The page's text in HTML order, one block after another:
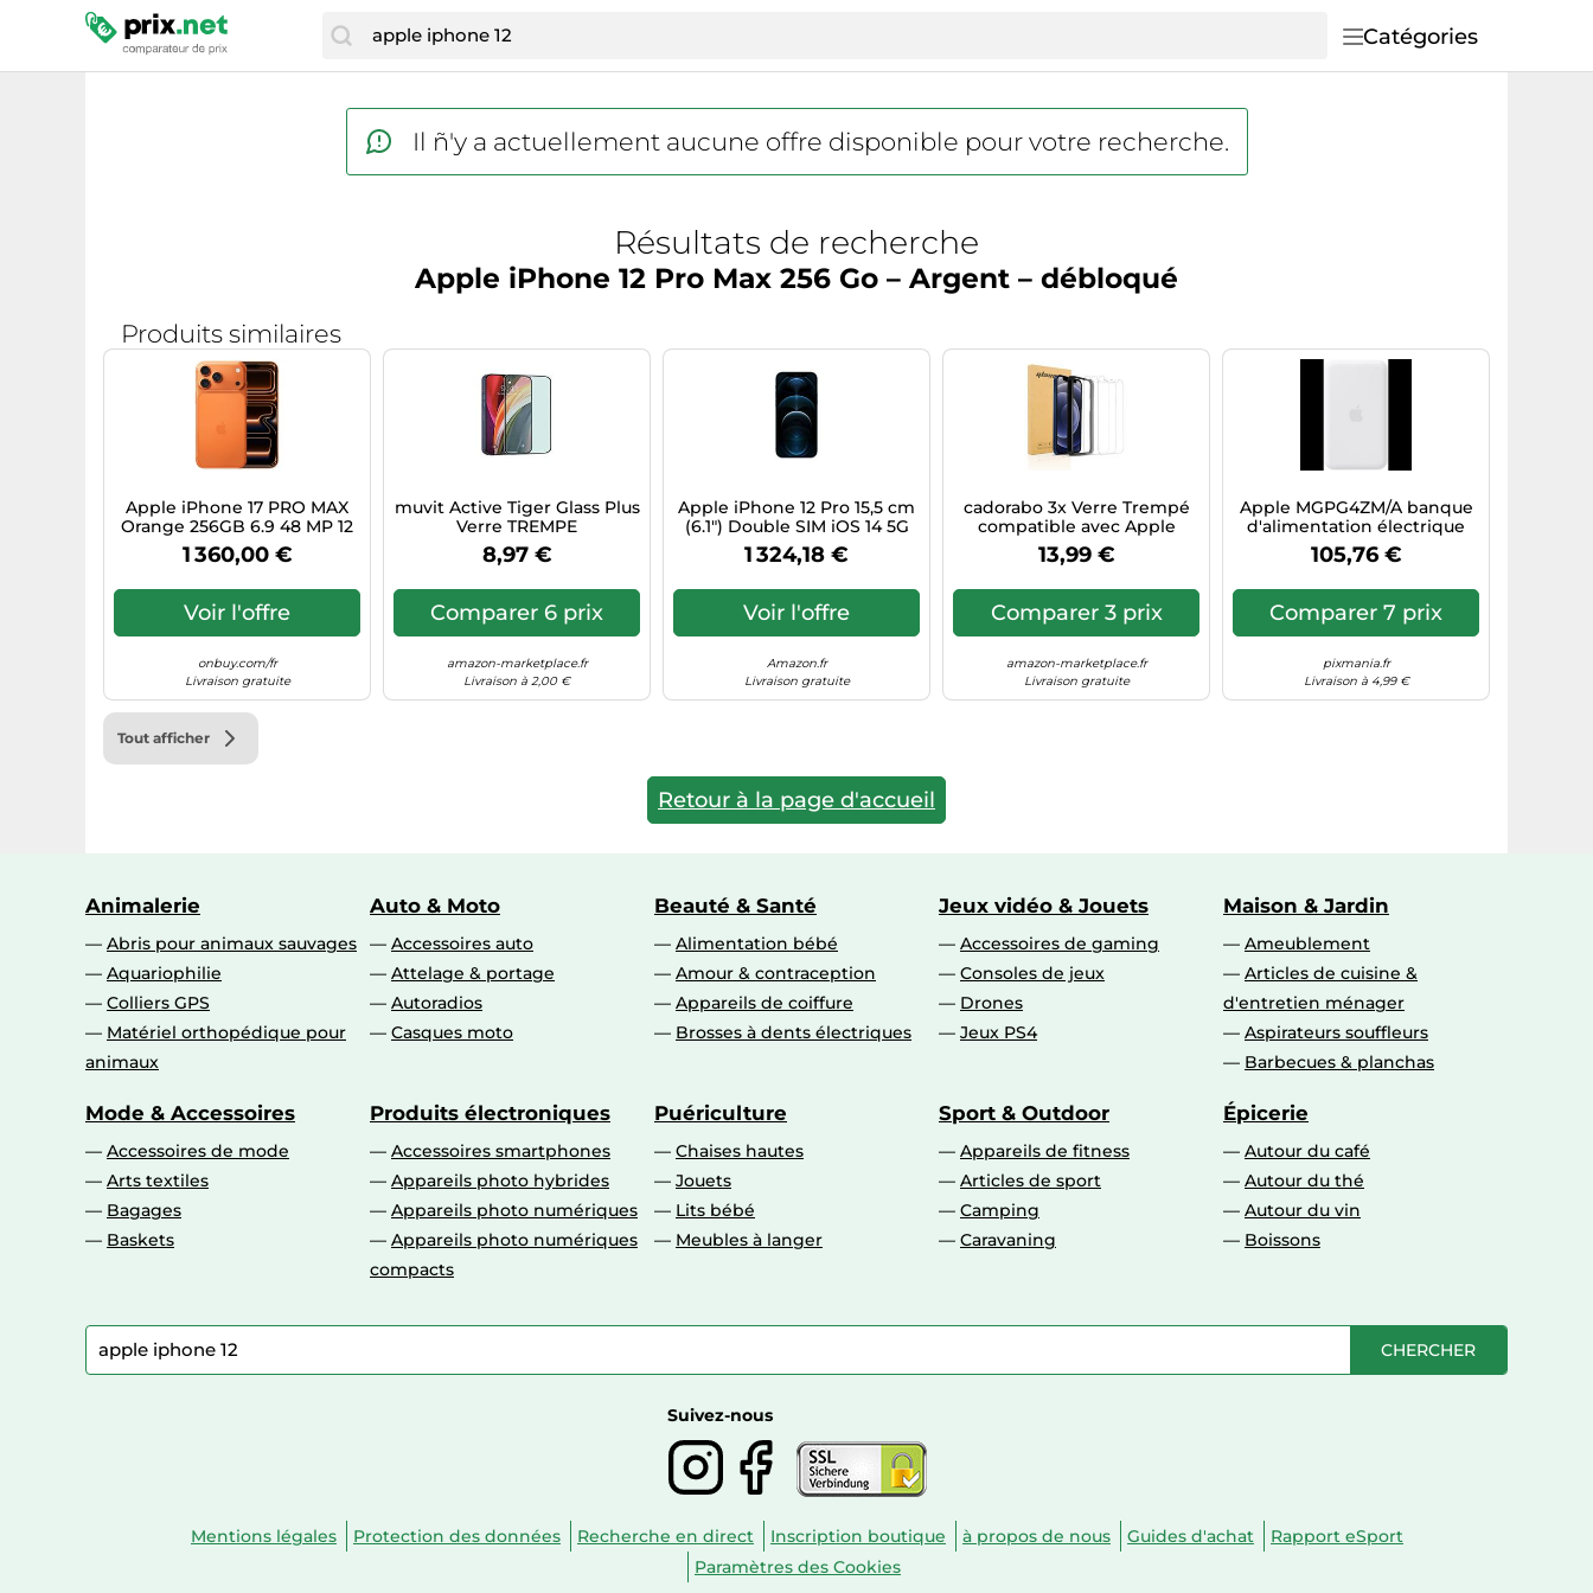
Catégories
Il ñ'y a actuellement aucune offre disponible pour votre recherche.
Résultats de recherche
Apple iPhone 12 Pro Max 256 Go – Argent – débloqué
Produits similaires
Apple iPhone 17 PRO MAX
Orange 256GB 6.9 48 MP 12
GB RAM iOS Smartphone
1 360,00 €
Voir l'offre
onbuy.com/fr
Livraison gratuite
muvit Active Tiger Glass Plus
Verre TREMPE
ANTIBACTERIEN: Apple
IPHONE 12 Mini
8,97 €
Comparer 6 prix
amazon-marketplace.fr
Livraison à 2,00 €
Apple iPhone 12 Pro 15,5 cm
(6.1") Double SIM iOS 14 5G
256 Go Bleu
1 324,18 €
Voir l'offre
Amazon.fr
Livraison gratuite
cadorabo 3x Verre Trempé
compatible avec Apple
iPhone 12 (6,1" Zoll) en
TRANSPARENT - Pack de 3
trempé en dureté 9H avec
aide à l'installation
13,99 €
Comparer 3 prix
amazon-marketplace.fr
Livraison gratuite
Apple MGPG4ZM/A banque
d'alimentation électrique
Recharge sans fil Blanc
105,76 €
Comparer 7 prix
pixmania.fr
Livraison à 4,99 €
Tout afficher
Retour à la page d'accueil
Animalerie
Abris pour animaux sauvages
Aquariophilie
Colliers GPS
Matériel orthopédique pour
animaux
Auto & Moto
Accessoires auto
Attelage & portage
Autoradios
Casques moto
Beauté & Santé
Alimentation bébé
Amour & contraception
Appareils de coiffure
Brosses à dents électriques
Jeux vidéo & Jouets
Accessoires de gaming
Consoles de jeux
Drones
Jeux PS4
Maison & Jardin
Ameublement
Articles de cuisine &
d'entretien ménager
Aspirateurs souffleurs
Barbecues & planchas
Mode & Accessoires
Accessoires de mode
Arts textiles
Bagages
Baskets
Produits électroniques
Accessoires smartphones
Appareils photo hybrides
Appareils photo numériques
Appareils photo numériques
compacts
Puériculture
Chaises hautes
Jouets
Lits bébé
Meubles à langer
Sport & Outdoor
Appareils de fitness
Articles de sport
Camping
Caravaning
Épicerie
Autour du café
Autour du thé
Autour du vin
Boissons
CHERCHER
Suivez-nous
Mentions légales Protection des données Recherche en direct Inscription boutique à propos de nous Guides d'achat
Rapport eSport
Paramètres des Cookies